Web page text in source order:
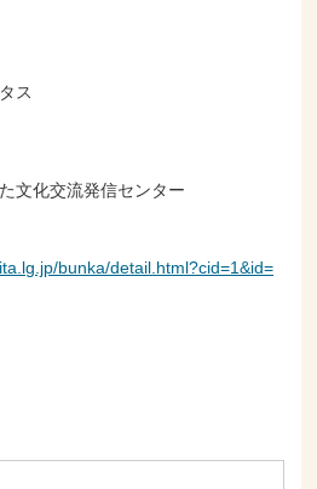
ス
文化交流発信センター
bunka/detail.html?cid=1&id=